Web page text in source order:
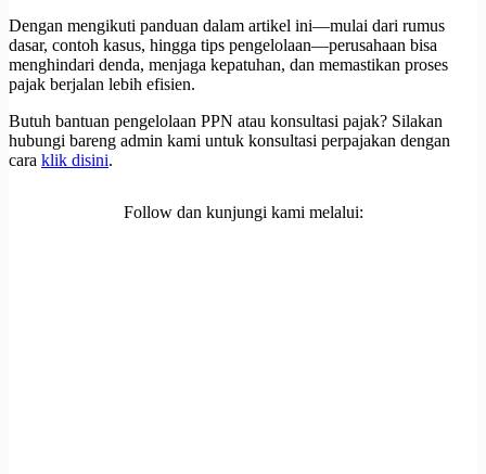
Dengan mengikuti panduan dalam artikel ini—mulai dari rumus
dasar, contoh kasus, hingga tips pengelolaan—perusahaan bisa
menghindari denda, menjaga kepatuhan, dan memastikan proses
pajak berjalan lebih efisien.
Butuh bantuan pengelolaan PPN atau konsultasi pajak? Silakan
hubungi bareng admin kami untuk konsultasi perpajakan dengan
cara klik disini.
Follow dan kunjungi kami melalui: